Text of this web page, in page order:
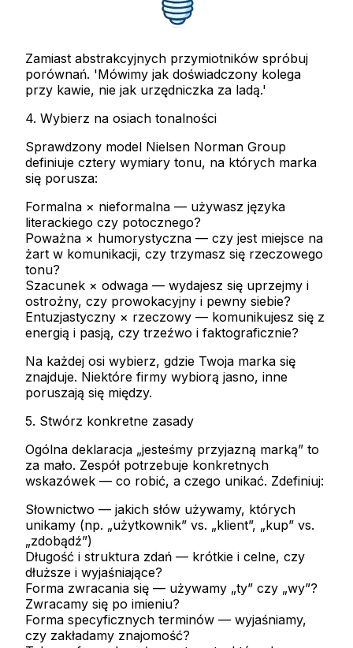
Zamiast abstrakcyjnych przymiotników spróbuj
porównań. 'Mówimy jak doświadczony kolega
przy kawie, nie jak urzędniczka za ladą.'
4. Wybierz na osiach tonalności
Sprawdzony model Nielsen Norman Group
definiuje cztery wymiary tonu, na których marka
się porusza:
Formalna × nieformalna — używasz języka
literackiego czy potocznego?
Poważna × humorystyczna — czy jest miejsce na
żart w komunikacji, czy trzymasz się rzeczowego
tonu?
Szacunek × odwaga — wydajesz się uprzejmy i
ostrożny, czy prowokacyjny i pewny siebie?
Entuzjastyczny × rzeczowy — komunikujesz się z
energią i pasją, czy trzeźwo i faktograficznie?
Na każdej osi wybierz, gdzie Twoja marka się
znajduje. Niektóre firmy wybiorą jasno, inne
poruszają się między.
5. Stwórz konkretne zasady
Ogólna deklaracja „jesteśmy przyjazną marką” to
za mało. Zespół potrzebuje konkretnych
wskazówek — co robić, a czego unikać. Zdefiniuj:
Słownictwo — jakich słów używamy, których
unikamy (np. „użytkownik” vs. „klient”, „kup” vs.
„zdobądź”)
Długość i struktura zdań — krótkie i celne, czy
dłuższe i wyjaśniające?
Forma zwracania się — używamy „ty” czy „wy”?
Zwracamy się po imieniu?
Forma specyficznych terminów — wyjaśniamy,
czy zakładamy znajomość?